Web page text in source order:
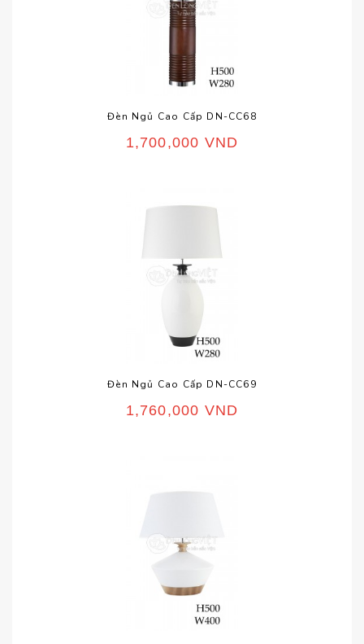
Đèn Ngủ Cao Cấp DN-CC68
1,700,000 VND
Đèn Ngủ Cao Cấp DN-CC69
1,760,000 VND